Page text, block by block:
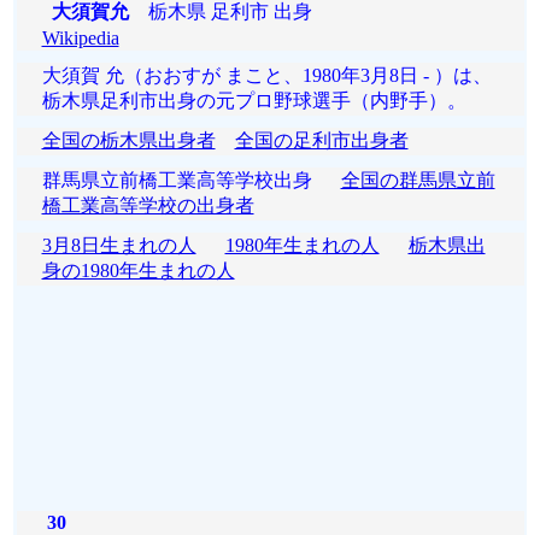
大須賀允栃木県 足利市 出身
Wikipedia
大須賀 允（おおすが まこと、1980年3月8日 - ）は、
栃木県足利市出身の元プロ野球選手（内野手）。
全国の栃木県出身者
全国の足利市出身者
群馬県立前橋工業高等学校出身 全国の群馬県立前
橋工業高等学校の出身者
3月8日生まれの人
1980年生まれの人
栃木県出
身の1980年生まれの人
30